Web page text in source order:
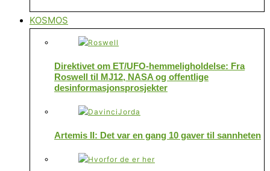
KOSMOS
Direktivet om ET/UFO-hemmeligholdelse: Fra
Roswell til MJ12, NASA og offentlige
desinformasjonsprosjekter
Artemis II: Det var en gang 10 gaver til sannheten